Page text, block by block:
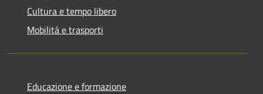
Cultura e tempo libero
Mobilità e trasporti
Educazione e formazione